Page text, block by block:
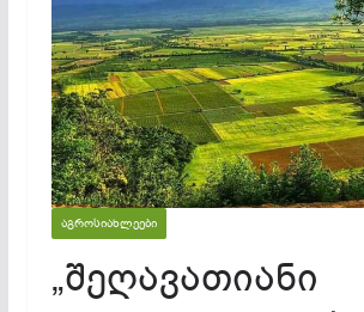
ᲐᲒᲠᲝᲡᲘᲐᲮᲚᲔᲔᲑᲘ
„შეღავათიანი